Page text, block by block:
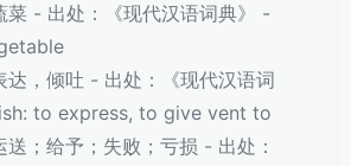
菜 - 出处：《现代汉语词典》 -
达，倾吐 - 出处：《现代汉语词
to express, to give vent to
；给予；失败；亏损 - 出处：